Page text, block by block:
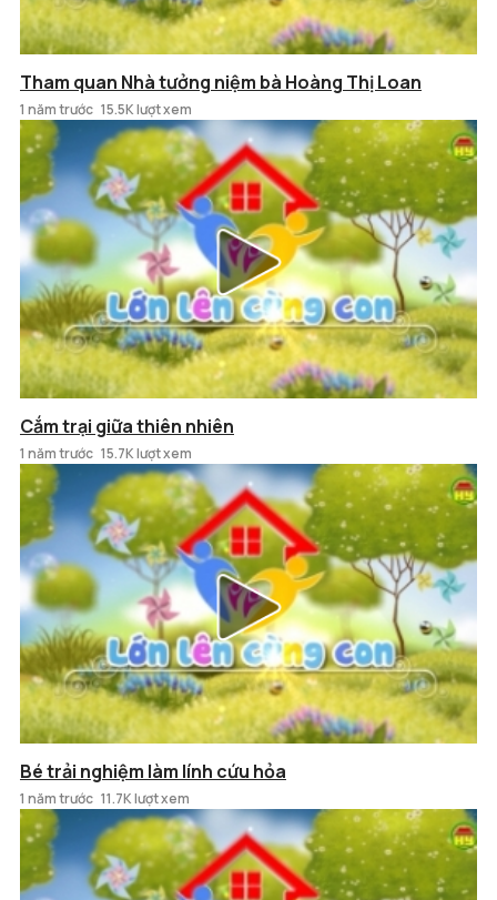
Tham quan Nhà tưởng niệm bà Hoàng Thị Loan
1 năm trước 15.5K lượt xem
Cắm trại giữa thiên nhiên
1 năm trước 15.7K lượt xem
Bé trải nghiệm làm lính cứu hỏa
1 năm trước 11.7K lượt xem